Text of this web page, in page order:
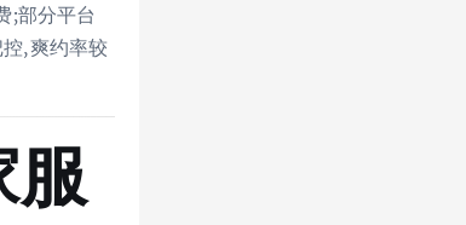
;部分平台
,爽约率较
服